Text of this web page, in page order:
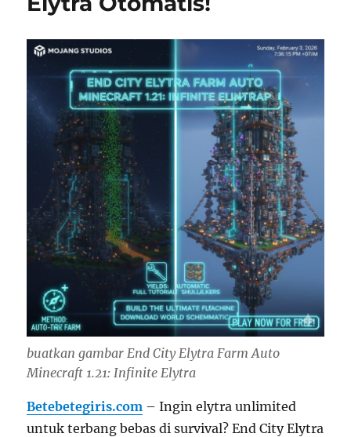
buatkan gambar End City Elytra Farm Auto
Minecraft 1.21: Infinite Elytra
Betebetegiris.com – Ingin elytra unlimited
untuk terbang bebas di survival? End City Elytra